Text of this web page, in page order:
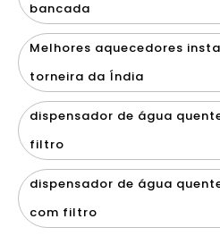
bancada
Melhores aquecedores
torneira da Índia
dispensador de água
filtro
dispensador de água
com filtro